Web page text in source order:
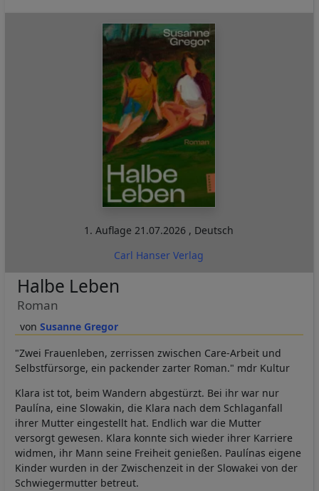
1. Auflage21.07.2026 , Deutsch
Carl Hanser Verlag
Susanne Gregor
Halbe Leben
Roman
"Zwei Frauenleben, zerrissen zwischen Care-Arbeit und
Selbstfürsorge, ein packender zarter Roman." mdr Kultur
Klara ist tot, beim Wandern abgestürzt. Bei ihr war nur
Paulína, eine Slowakin, die Klara nach dem Schlaganfall
ihrer Mutter eingestellt hat. Endlich war die Mutter
versorgt gewesen. Klara konnte sich wieder ihrer Karriere
widmen, ihr Mann seine Freiheit genießen. Paulínas eigene
Kinder wurden in der Zwischenzeit in der Slowakei von der
Schwiegermutter betreut.